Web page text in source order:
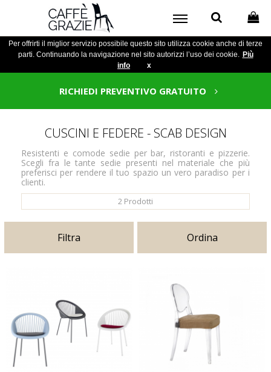
Per offrirti il miglior servizio possibile questo sito utilizza cookie anche di terze
parti. Continuando la navigazione nel sito autorizzi l’uso dei cookie. Più
info
x
RICHIEDI PREVENTIVO GRATUITO
CUSCINI E FEDERE - SCAB DESIGN
Resistenti e comode sedie per bar, ristoranti e pizzerie.
Scegli fra le tante sedie presenti nel materiale che più
preferisci per rendere il tuo spazio un vero paradiso per i
clienti.
2 Prodotti
Filtra Ordina